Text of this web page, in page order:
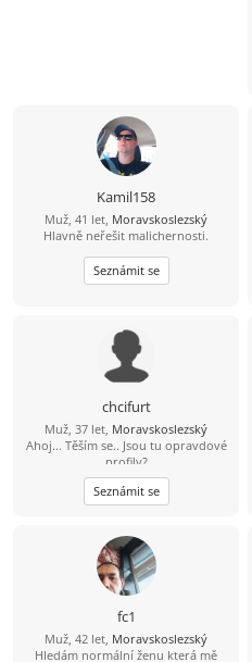
Kamil158
Muž, 41 let, Moravskoslezský
Hlavně neřešit malichernosti.
Seznámit se
chcifurt
Muž, 37 let, Moravskoslezský
Ahoj... Těším se.. Jsou tu opravdové
profily?
Seznámit se
fc1
Muž, 42 let, Moravskoslezský
Hledám normální ženu která mě